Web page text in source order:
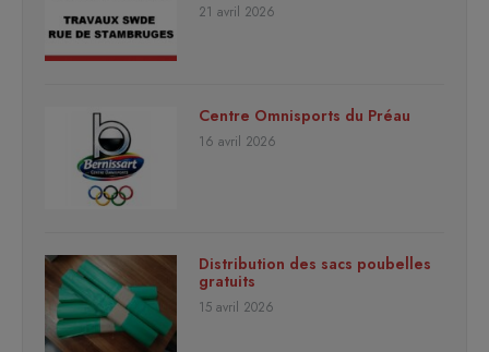
21 avril 2026
Centre Omnisports du Préau
16 avril 2026
Distribution des sacs poubelles
gratuits
15 avril 2026